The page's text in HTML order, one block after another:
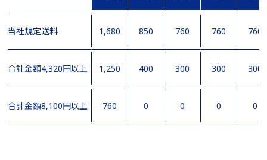
当社規定送料 1,680 850 760 760 760
合計金額4,320円以上 1,250 400 300 300 300
合計金額8,100円以上 760 0 0 0 0